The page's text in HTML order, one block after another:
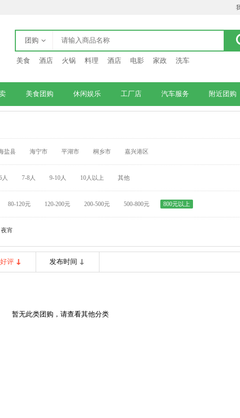
团购
美食 酒店 火锅 料理 酒店 电影 家政 洗车
美食团购 休闲娱乐 工厂店 汽车服务 附近团购
盐县 海宁市 平湖市 桐乡市 嘉兴港区
人 7-8人 9-10人 10人以上 其他
80-120元 120-200元 200-500元 500-800元 800元以上
夜宵
好评 发布时间
暂无此类团购，请查看其他分类